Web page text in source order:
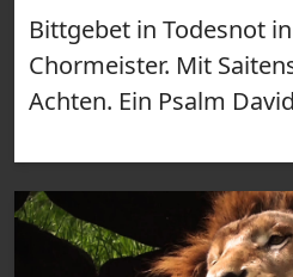
Bittgebet in Todesnot
Chormeister. Mit
Achten. Ein Psalm